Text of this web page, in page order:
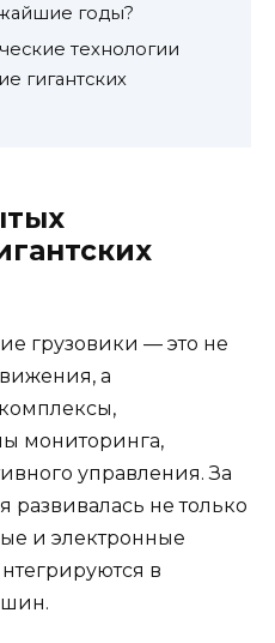
годы?
технологии
гигантских
грузовики — это не
а
мониторинга,
управления. За
развивалась не только
и электронные
в